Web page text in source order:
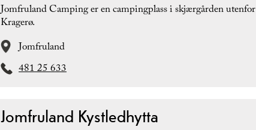
Jomfruland Camping er en campingplass i skjærgården utenfor
Kragerø.
Jomfruland
481 25 633
Jomfruland Kystledhytta